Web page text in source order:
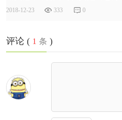
变
2018-12-23 333 0
评论 ( 1 条 )